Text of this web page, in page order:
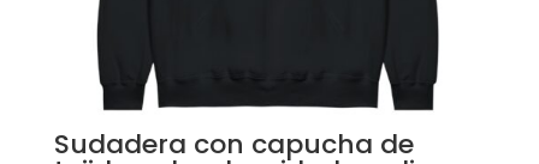
Sudadera con capucha de